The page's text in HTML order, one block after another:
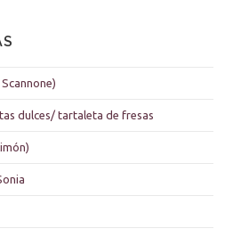
dulces/ tartaleta de fresas